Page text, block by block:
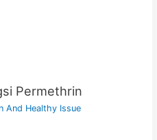
Permethrin
And Healthy Issue